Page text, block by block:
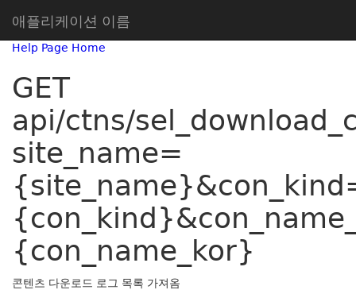
애플리케이션 이름
Help Page Home
GET
api/ctns/
site_name=
{con_name_kor}
콘텐츠 다운로드 로그 목록 가져옴